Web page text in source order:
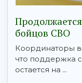
бойцов СВО
Координаторы
что поддержка
остается на ...